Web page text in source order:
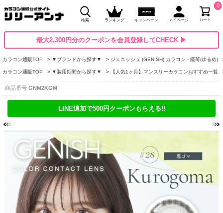
検索 ランキング キャンペーン マイページ カート
0
最大2,300円分のクーポンを会員登録してCHECK ▶
カラコン通販TOP ▼ブランドから探す▼ ジェニッシュ (GENISH) カラコン - 緩苺(ゆるめ)
カラコン通販TOP ▼装用期間から探す▼ 【人気1ヶ月】マンスリーカラコンおすすめ一覧
商品番号 GNM2KGM
LINE追加で500円クーポンもらえる!!